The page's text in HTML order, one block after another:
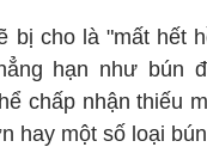
bị cho là "mất hết
hạn như bún
chấp nhận thiếu
hay một số loại